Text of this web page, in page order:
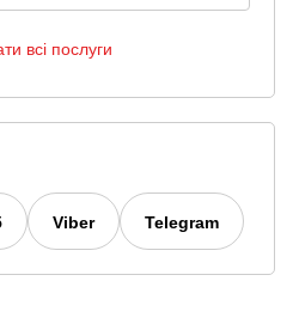
всі послуги
Viber Telegram